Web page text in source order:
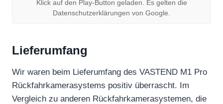
Klick auf den Play-Button geladen. Es gelten die
Datenschutzerklärungen von Google.
Lieferumfang
Wir waren beim Lieferumfang des VASTEND M1 Pro
Rückfahrkamerasystems positiv überrascht. Im
Vergleich zu anderen Rückfahrkamerasystemen, die